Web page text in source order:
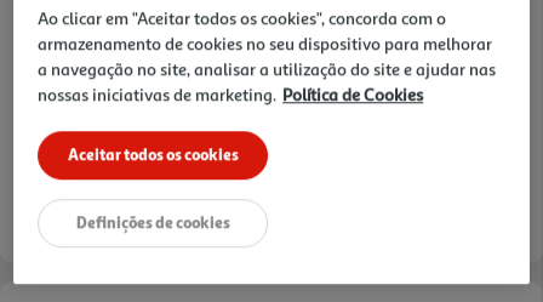
Ao clicar em "Aceitar todos os cookies", concorda com o
armazenamento de cookies no seu dispositivo para melhorar
a navegação no site, analisar a utilização do site e ajudar nas
nossas iniciativas de marketing. Política de Cookies
Aceitar todos os cookies
Definições de cookies